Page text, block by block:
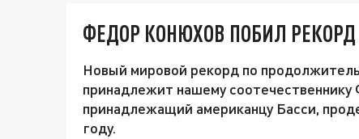
ФЕДОР КОНЮХОВ ПОБИЛ
Новый мировой рекорд по
принадлежит нашему
принадлежащий американцу Басси,
году.